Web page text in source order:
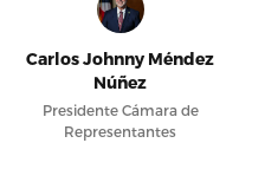
Carlos Johnny Méndez
Núñez
Presidente Cámara de
Representantes